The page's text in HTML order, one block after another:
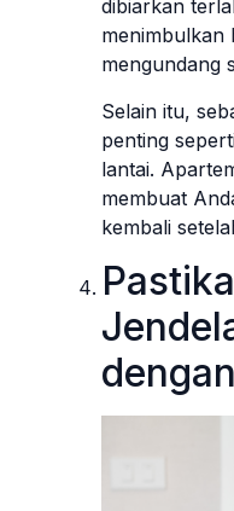
dibiarkan
menimbulkan
mengundang
Selain itu,
penting
lantai.
membuat
kembali